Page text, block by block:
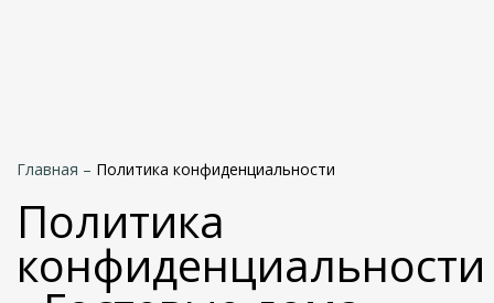
Главная – Политика конфиденциальности
Политика
конфиденциальности